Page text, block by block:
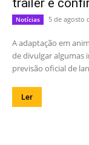
trailer e
Notícias 5 de agosto
A adaptação em
de divulgar algumas
previsão oficial de
Ler